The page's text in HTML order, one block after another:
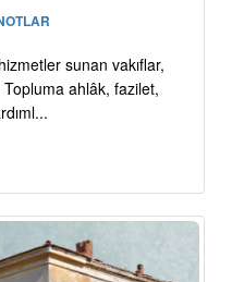
sunan vakıflar,
ahlâk, fazilet,